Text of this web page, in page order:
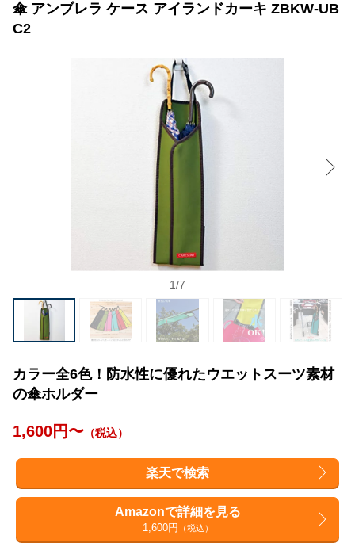
傘 アンブレラ ケース アイランドカーキ ZBKW-UB
C2
1/7
カラー全6色！防水性に優れたウエットスーツ素材
の傘ホルダー
1,600円〜 （税込）
楽天で検索
Amazonで詳細を見る
1,600円 （税込）